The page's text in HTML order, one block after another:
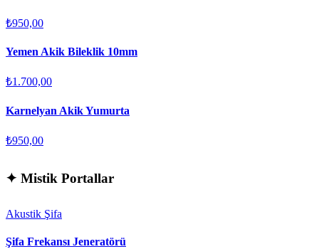
₺950,00
Yemen Akik Bileklik 10mm
₺1.700,00
Karnelyan Akik Yumurta
₺950,00
✦ Mistik Portallar
Akustik Şifa
Şifa Frekansı Jeneratörü